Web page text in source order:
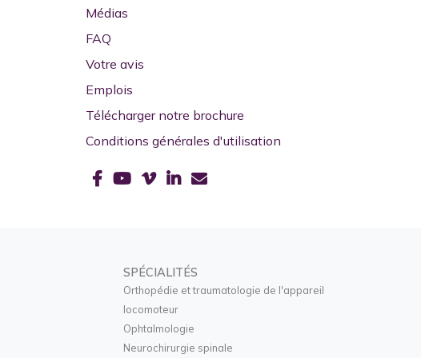
Médias
FAQ
Votre avis
Emplois
Télécharger notre brochure
Conditions générales d'utilisation
SPÉCIALITÉS
Orthopédie et traumatologie de l'appareil
locomoteur
Ophtalmologie
Neurochirurgie spinale